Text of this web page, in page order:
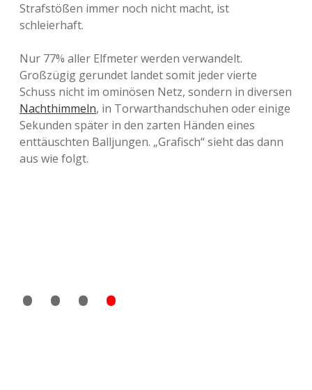
Strafstößen immer noch nicht macht, ist
schleierhaft.
Nur 77% aller Elfmeter werden verwandelt.
Großzügig gerundet landet somit jeder vierte
Schuss nicht im ominösen Netz, sondern in diversen
Nachthimmeln, in Torwarthandschuhen oder einige
Sekunden später in den zarten Händen eines
enttäuschten Balljungen. „Grafisch“ sieht das dann
aus wie folgt.
• • • •